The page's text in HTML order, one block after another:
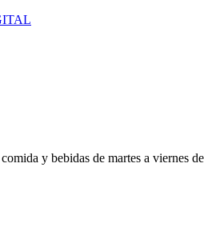
y bebidas de martes a viernes